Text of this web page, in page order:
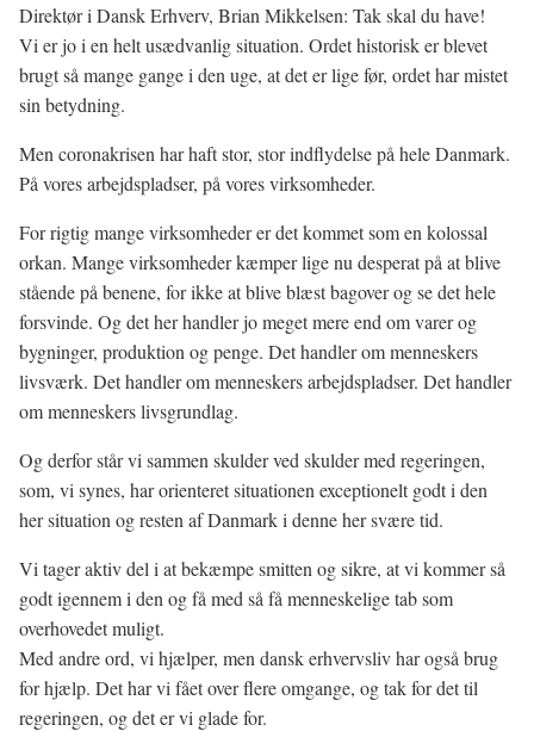
Direktør i Dansk Erhverv, Brian Mikkelsen: Tak skal du have!
Vi er jo i en helt usædvanlig situation. Ordet historisk er blevet
brugt så mange gange i den uge, at det er lige før, ordet har mistet
sin betydning.
Men coronakrisen har haft stor, stor indflydelse på hele Danmark.
På vores arbejdspladser, på vores virksomheder.
For rigtig mange virksomheder er det kommet som en kolossal
orkan. Mange virksomheder kæmper lige nu desperat på at blive
stående på benene, for ikke at blive blæst bagover og se det hele
forsvinde. Og det her handler jo meget mere end om varer og
bygninger, produktion og penge. Det handler om menneskers
livsværk. Det handler om menneskers arbejdspladser. Det handler
om menneskers livsgrundlag.
Og derfor står vi sammen skulder ved skulder med regeringen,
som, vi synes, har orienteret situationen exceptionelt godt i den
her situation og resten af Danmark i denne her svære tid.
Vi tager aktiv del i at bekæmpe smitten og sikre, at vi kommer så
godt igennem i den og få med så få menneskelige tab som
overhovedet muligt.
Med andre ord, vi hjælper, men dansk erhvervsliv har også brug
for hjælp. Det har vi fået over flere omgange, og tak for det til
regeringen, og det er vi glade for.